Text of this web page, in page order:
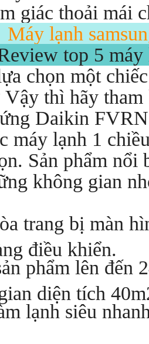
giác thoải mái
Máy lạnh
top 5 máy
chọn một
Vậy thì hãy
Daikin
máy lạnh 1
Sản phẩm
không gian
trang bị màn
điều khiển.
phẩm lên đến
diện tích
lạnh siêu